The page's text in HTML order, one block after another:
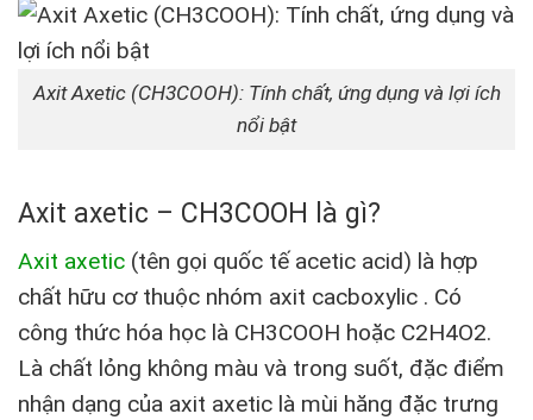
Axit Axetic (CH3COOH): Tính chất, ứng dụng và lợi ích
nổi bật
Axit axetic – CH3COOH là gì?
Axit axetic (tên gọi quốc tế acetic acid) là hợp
chất hữu cơ thuộc nhóm axit cacboxylic . Có
công thức hóa học là CH3COOH hoặc C2H4O2.
Là chất lỏng không màu và trong suốt, đặc điểm
nhận dạng của axit axetic là mùi hăng đặc trưng